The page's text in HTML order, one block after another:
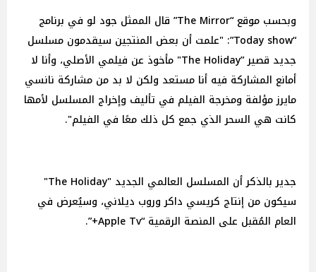
وبحسب موقع “The Mirror” قال الممثل جود لو في برنامج
“Today show”: "علمت أن بعض المنتجين سيقدمون مسلسل
جديد قصير ”The Holiday" مأخوذ عن فيلمي الأصلي، وأنا لا
أمانع المشاركة فيه أنا مستعد ولكن لا بد من مشاركة نانسي
مايرز مؤلفة ومخرجة الفيلم في تأليف وإخراج المسلسل لأمها
كانت هي السحر الذي جمع كل ذلك معًا في الفيلم".
جدير بالذكر أن المسلسل العالمي الجديد "The Holiday"
سيكون من إنتاج كريسي داكر وروب ديلاني، وسيُعرض في
العام المُقبل على المنصة الرقمية “Apple Tv+”.